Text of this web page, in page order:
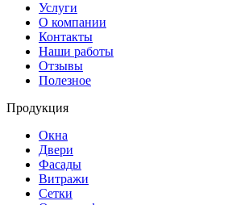
Услуги
О компании
Контакты
Наши работы
Отзывы
Полезное
Продукция
Окна
Двери
Фасады
Витражи
Сетки